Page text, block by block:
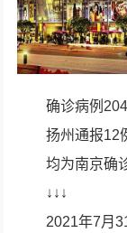
确诊病例
扬州通报12
均为南京确
↓↓↓
2021年7月